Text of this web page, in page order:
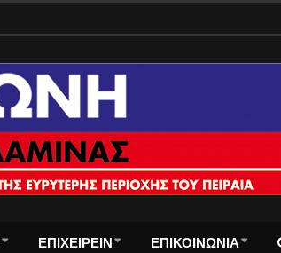
ΕΠΙΧΕΙΡΕΙΝ ΕΠΙΚΟΙΝΩΝΙΑ